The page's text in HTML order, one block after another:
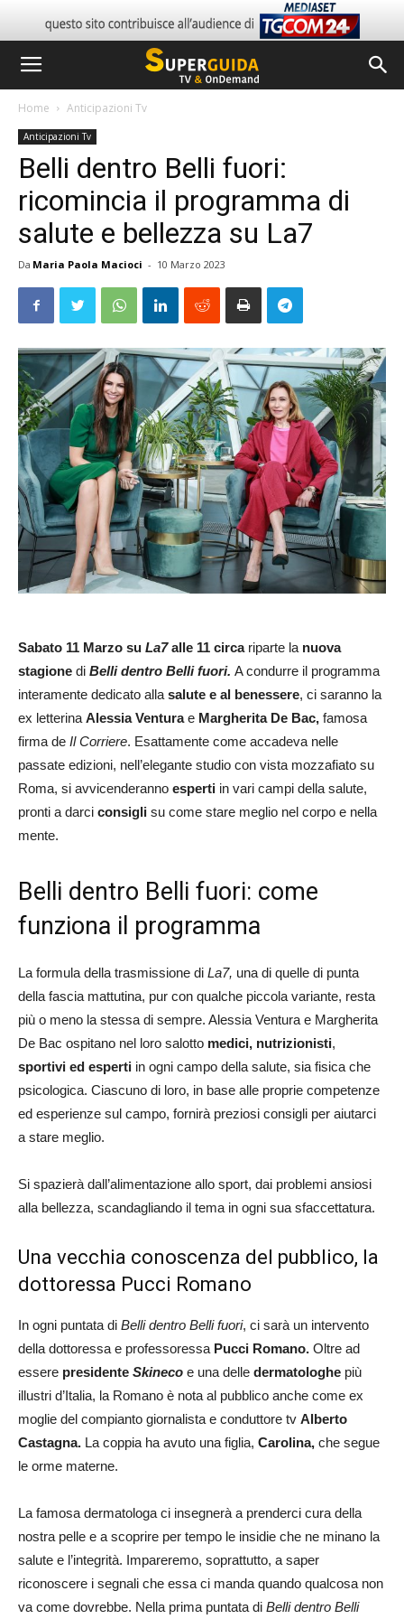
Home Anticipazioni Tv
Anticipazioni Tv
Belli dentro Belli fuori:
ricomincia il programma di
salute e bellezza su La7
Da Maria Paola Macioci - 10 Marzo 2023
Sabato 11 Marzo su La7 alle 11 circariparte la nuova
stagione di Belli dentro Belli fuori. A condurre il programma
interamente dedicato allasalute e al benessere, ci saranno la
ex letterinaAlessia Venturae Margherita De Bac, famosa
firma de Il Corriere. Esattamente come accadeva nelle
passate edizioni, nell’elegante studio con vista mozzafiato su
Roma, si avvicenderanno esperti in vari campi della salute,
pronti a darci consigli su come stare meglio nel corpo e nella
mente.
Belli dentro Belli fuori: come
funziona il programma
La formula della trasmissione di La7, una di quelle di punta
della fascia mattutina, pur con qualche piccola variante, resta
più o meno la stessa di sempre. Alessia Ventura e Margherita
De Bac ospitano nel loro salotto medici, nutrizionisti,
sportivi ed esperti in ogni campo della salute, sia fisica che
psicologica. Ciascuno di loro, in base alle proprie competenze
ed esperienze sul campo, fornirà preziosi consigli per aiutarci
a stare meglio.
Si spazierà dall’alimentazione allo sport, dai problemi ansiosi
alla bellezza, scandagliando il tema in ogni sua sfaccettatura.
Una vecchia conoscenza del pubblico, la
dottoressa Pucci Romano
In ogni puntata di Belli dentro Belli fuori, ci sarà un intervento
della dottoressa e professoressaPucci Romano. Oltre ad
essere presidente Skineco e una delle dermatologhe più
illustri d’Italia, la Romano è nota al pubblico anche come ex
moglie del compianto giornalista e conduttore tv Alberto
Castagna. La coppia ha avuto una figlia, Carolina, che segue
le orme materne.
La famosa dermatologa ci insegnerà a prenderci cura della
nostra pelle e a scoprire per tempo le insidie che ne minano la
salute e l’integrità. Impareremo, soprattutto, a saper
riconoscere i segnali che essa ci manda quando qualcosa non
va come dovrebbe. Nella prima puntata di Belli dentro Belli